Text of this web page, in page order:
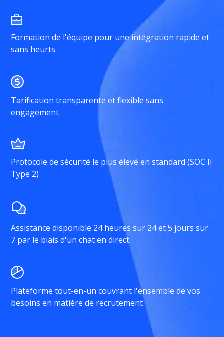
Formation de l'équipe pour une intégration rapide et
sans heurts
Tarification transparente et flexible sans
engagement
Protocole de sécurité le plus élevé en standard (SOC II
Type 2)
Assistance disponible 24 heures sur 24 et 5 jours sur
7 par le biais d'un chat en direct
Plateforme tout-en-un couvrant l'ensemble de vos
besoins en matière de recrutement